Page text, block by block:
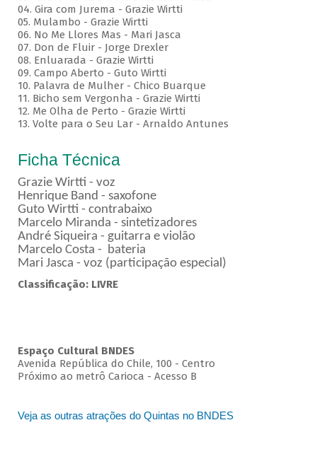
04. Gira com Jurema - Grazie Wirtti
05. Mulambo - Grazie Wirtti
06. No Me Llores Mas - Mari Jasca
07. Don de Fluir - Jorge Drexler
08. Enluarada - Grazie Wirtti
09. Campo Aberto - Guto Wirtti
10. Palavra de Mulher - Chico Buarque
11. Bicho sem Vergonha - Grazie Wirtti
12. Me Olha de Perto - Grazie Wirtti
13. Volte para o Seu Lar - Arnaldo Antunes
Ficha Técnica
Grazie Wirtti - voz
Henrique Band - saxofone
Guto Wirtti - contrabaixo
Marcelo Miranda - sintetizadores
André Siqueira - guitarra e violão
Marcelo Costa - bateria
Mari Jasca - voz (participação especial)
Classificação: LIVRE
Espaço Cultural BNDES
Avenida República do Chile, 100 - Centro
Próximo ao metrô Carioca - Acesso B
Veja as outras atrações do Quintas no BNDES